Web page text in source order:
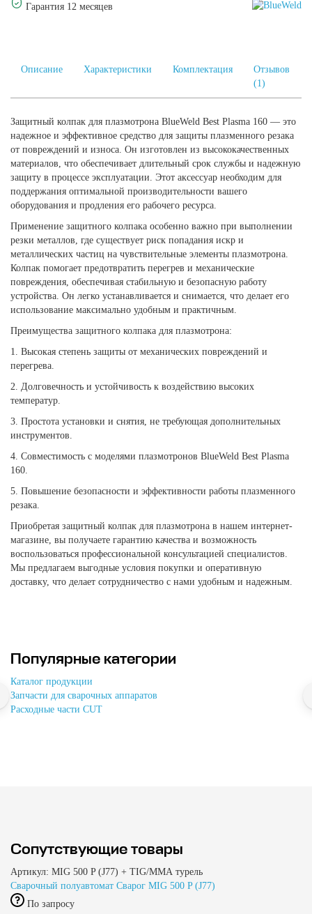
Гарантия 12 месяцев
Описание Характеристики Комплектация
Отзывов
(1)
Защитный колпак для плазмотрона BlueWeld Best Plasma 160 — это
надежное и эффективное средство для защиты плазменного резака
от повреждений и износа. Он изготовлен из высококачественных
материалов, что обеспечивает длительный срок службы и надежную
защиту в процессе эксплуатации. Этот аксессуар необходим для
поддержания оптимальной производительности вашего
оборудования и продления его рабочего ресурса.
Применение защитного колпака особенно важно при выполнении
резки металлов, где существует риск попадания искр и
металлических частиц на чувствительные элементы плазмотрона.
Колпак помогает предотвратить перегрев и механические
повреждения, обеспечивая стабильную и безопасную работу
устройства. Он легко устанавливается и снимается, что делает его
использование максимально удобным и практичным.
Преимущества защитного колпака для плазмотрона:
1. Высокая степень защиты от механических повреждений и
перегрева.
2. Долговечность и устойчивость к воздействию высоких
температур.
3. Простота установки и снятия, не требующая дополнительных
инструментов.
4. Совместимость с моделями плазмотронов BlueWeld Best Plasma
160.
5. Повышение безопасности и эффективности работы плазменного
резака.
Приобретая защитный колпак для плазмотрона в нашем интернет-
магазине, вы получаете гарантию качества и возможность
воспользоваться профессиональной консультацией специалистов.
Мы предлагаем выгодные условия покупки и оперативную
доставку, что делает сотрудничество с нами удобным и надежным.
Популярные категории
Каталог продукции
Запчасти для сварочных аппаратов
Расходные части CUT
Сопутствующие товары
Артикул: MIG 500 P (J77) + TIG/ММА турель
Сварочный полуавтомат Сварог MIG 500 P (J77)
По запросу